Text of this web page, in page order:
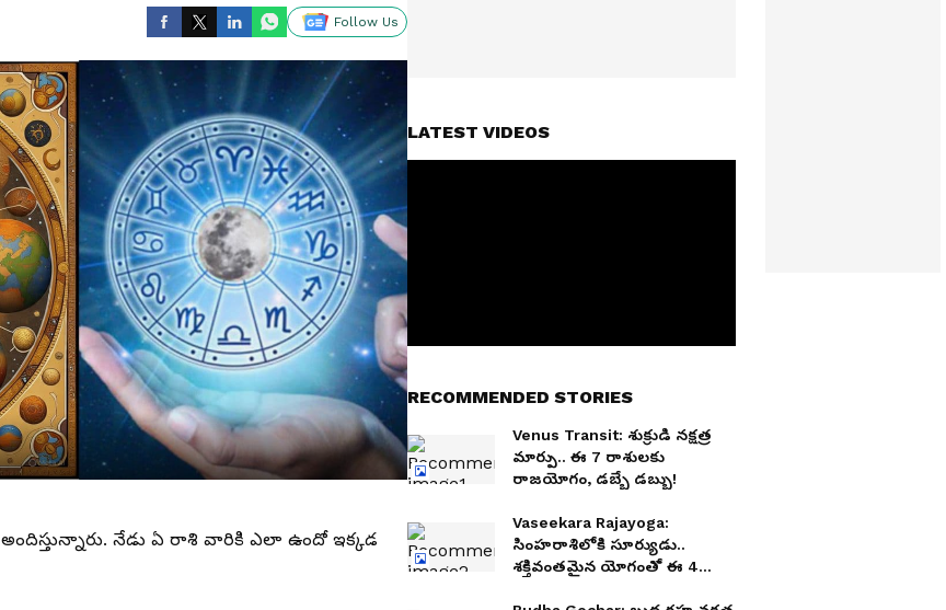
Follow Us
అందిస్తున్నారు. నేడు ఏ రాశి వారికి ఎలా ఉందో ఇక్కడ
LATEST VIDEOS
RECOMMENDED STORIES
Venus Transit: శుక్రుడి నక్షత్ర
మార్పు.. ఈ 7 రాశులకు
రాజయోగం, డబ్బే డబ్బు!
Vaseekara Rajayoga:
సింహరాశిలోకి సూర్యుడు..
శక్తివంతమైన యోగంతో ఈ 4